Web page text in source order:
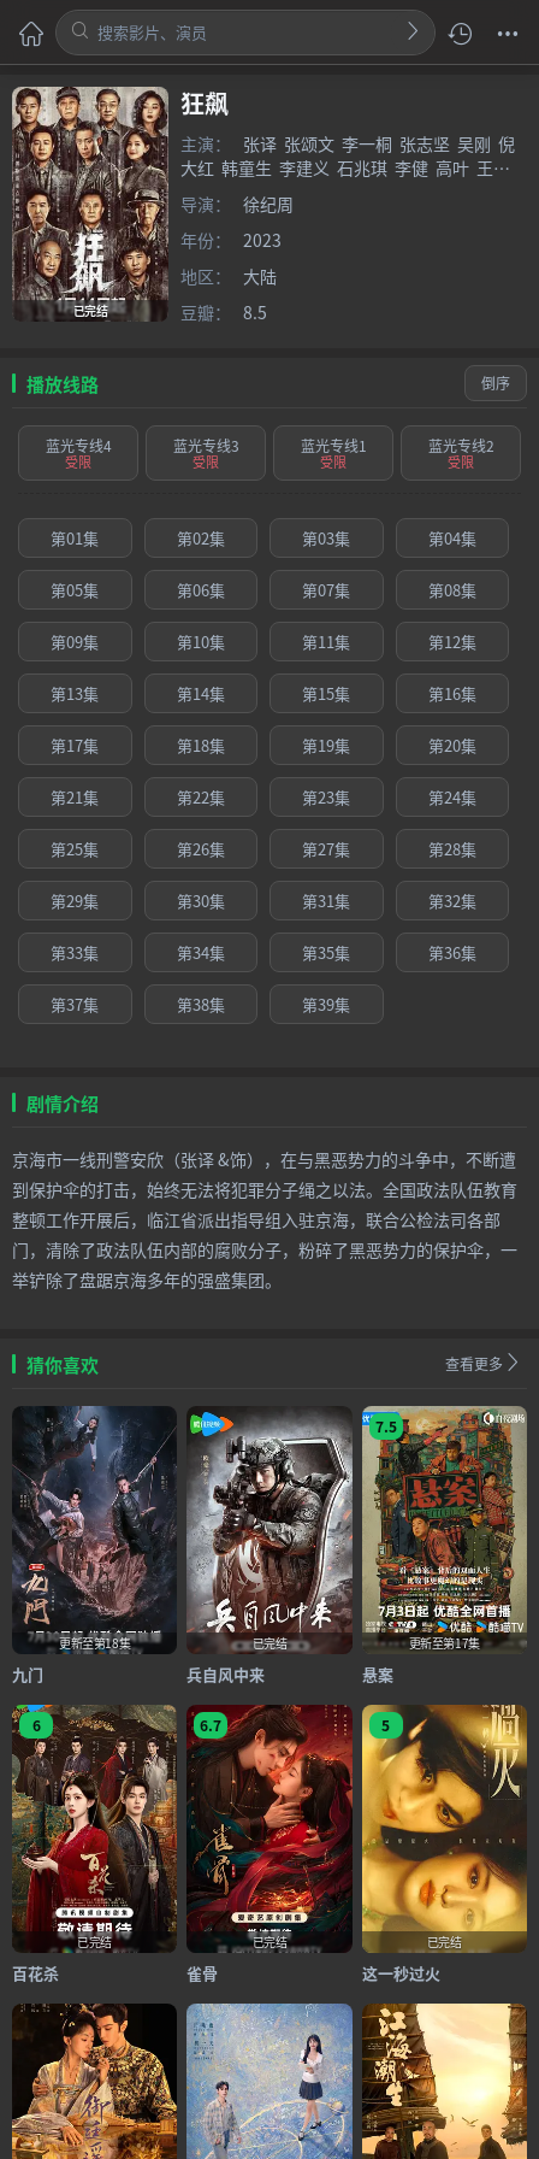
已完结
狂飙
主演： 张译 张颂文 李一桐 张志坚 吴刚 倪
大红 韩童生 李建义 石兆琪 李健 高叶 王
骁 令卓 岳阳
导演：
徐纪周
年份：
2023
地区：
大陆
豆瓣：
8.5
播放线路 倒序
蓝光专线4
受限
蓝光专线3
受限
蓝光专线1
受限
蓝光专线2
受限
第01集 第02集 第03集 第04集
第05集 第06集 第07集 第08集
第09集 第10集 第11集 第12集
第13集 第14集 第15集 第16集
第17集 第18集 第19集 第20集
第21集 第22集 第23集 第24集
第25集 第26集 第27集 第28集
第29集 第30集 第31集 第32集
第33集 第34集 第35集 第36集
第37集 第38集 第39集
剧情介绍
京海市一线刑警安欣（张译 &饰），在与黑恶势力的斗争中，不断遭
到保护伞的打击，始终无法将犯罪分子绳之以法。全国政法队伍教育
整顿工作开展后，临江省派出指导组入驻京海，联合公检法司各部
门，清除了政法队伍内部的腐败分子，粉碎了黑恶势力的保护伞，一
举铲除了盘踞京海多年的强盛集团。
猜你喜欢 查看更多
更新至第18集
九门
已完结
兵自风中来
7.5
更新至第17集
悬案
6
已完结
百花杀
6.7
已完结
雀骨
5
已完结
这一秒过火